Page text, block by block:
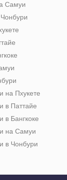
Самуи
на Пхукете
в Паттайе
в Бангкоке
на Самуи
в Чонбури